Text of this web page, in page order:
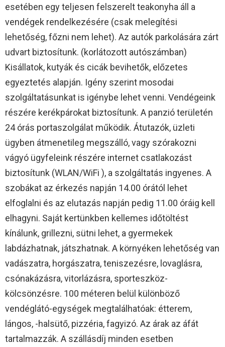
esetében egy teljesen felszerelt teakonyha áll a
vendégek rendelkezésére (csak melegítési
lehetőség, főzni nem lehet). Az autók parkolására zárt
udvart biztosítunk. (korlátozott autószámban)
Kisállatok, kutyák és cicák bevihetők, előzetes
egyeztetés alapján. Igény szerint mosodai
szolgáltatásunkat is igénybe lehet venni. Vendégeink
részére kerékpárokat biztosítunk. A panzió területén
24 órás portaszolgálat működik. Átutazók, üzleti
ügyben átmenetileg megszálló, vagy szórakozni
vágyó ügyfeleink részére internet csatlakozást
biztosítunk (WLAN/WiFi ), a szolgáltatás ingyenes. A
szobákat az érkezés napján 14.00 órától lehet
elfoglalni és az elutazás napján pedig 11.00 óráig kell
elhagyni. Saját kertünkben kellemes időtöltést
kínálunk, grillezni, sütni lehet, a gyermekek
labdázhatnak, játszhatnak. A környéken lehetőség van
vadászatra, horgászatra, teniszezésre, lovaglásra,
csónakázásra, vitorlázásra, sporteszköz-
kölcsönzésre. 100 méteren belül különböző
vendéglátó-egységek megtalálhatóak: étterem,
lángos, -halsütő, pizzéria, fagyizó. Az árak az áfát
tartalmazzák. A szállásdíj minden esetben